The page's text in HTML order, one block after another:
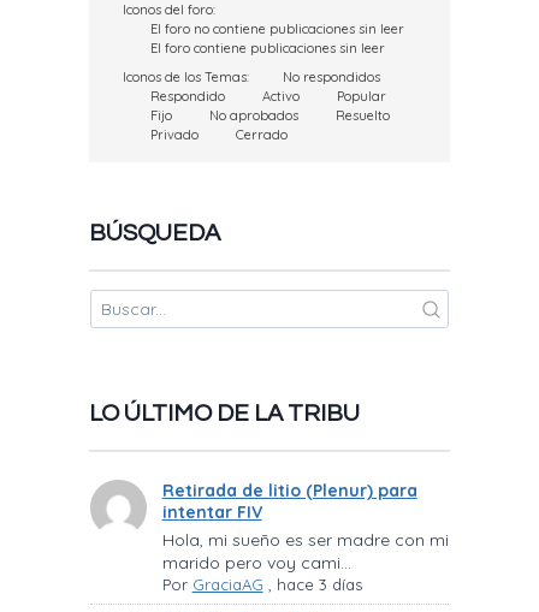
Iconos del foro:
El foro no contiene publicaciones sin leer
El foro contiene publicaciones sin leer
Iconos de los Temas:
No respondidos
Respondido
Activo
Popular
Fijo
No aprobados
Resuelto
Privado
Cerrado
BÚSQUEDA
LO ÚLTIMO DE LA TRIBU
Retirada de litio (Plenur) para
intentar FIV
Hola, mi sueño es ser madre con mi
marido pero voy cami...
Por GraciaAG hace 3 días